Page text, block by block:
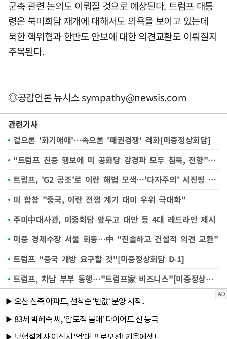
군축 관련 논의도 이뤄질 것으로 예상된다. 트럼프 대통
령은 북미회담 재개에 대해서도 의욕을 보이고 있는데
북한 핵위협과 한반도 안보에 대한 의견교환도 이뤄질지
주목된다.
◎공감언론 뉴시스sympathy@newsis.com
관련기사
겉으론 '화기애애'…속으론 '패권경쟁' 격화[미중정상회담]
"트럼프 친중 행보에 미 공화당 강경파 모두 침묵, 전향"[미중 정상회담]
트럼프, 'G2 공조'로 이란 해법 모색…'다자주의' 시진핑 응할까
미 합참 "중국, 이란 전쟁 계기 대미 우위 극대화"
주미中대사관, 미중회담 앞두고 대만 등 4대 레드라인 제시
미중 경제수장 서울 회동…中 "진솔하고 건설적 의견 교환"
트럼프 "중국 개방 요구할 것"[미중정상회담 D-1]
트럼프, 차남 부부 동행…"트럼프家 비즈니스"[미중정상회담]